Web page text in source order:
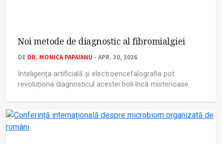
Noi metode de diagnostic al fibromialgiei
DE DR. MONICA PAPAIANU - APR. 30, 2026
Inteligența artificială și electroencefalografia pot
revoluționa diagnosticul acestei boli încă misterioase.